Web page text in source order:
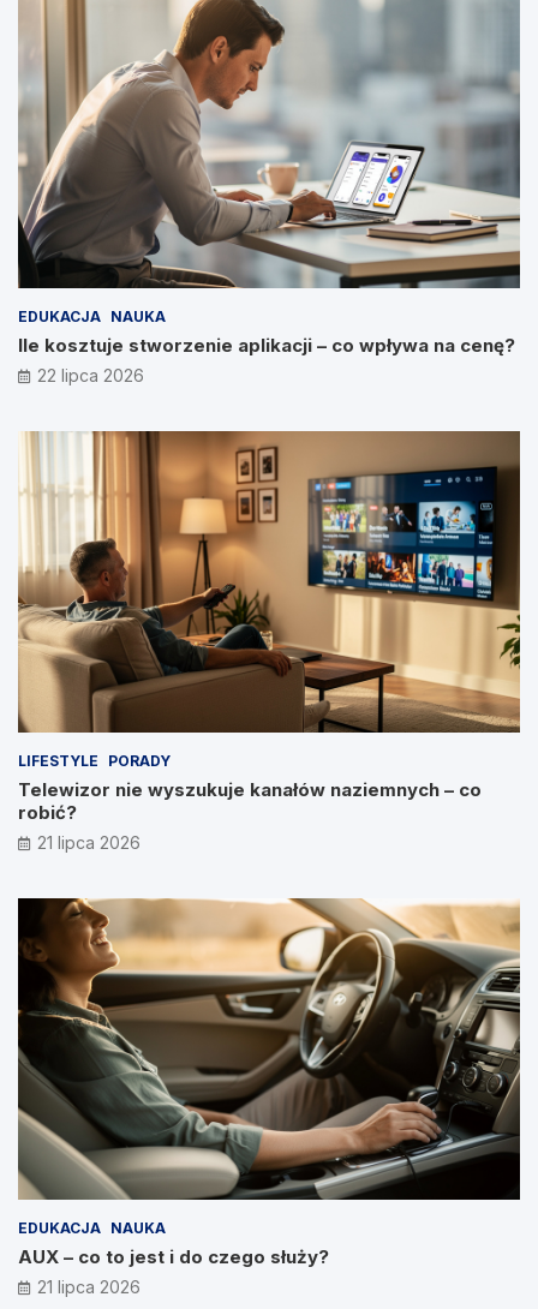
EDUKACJA NAUKA
Ile kosztuje stworzenie aplikacji – co wpływa na cenę?
22 lipca 2026
LIFESTYLE PORADY
Telewizor nie wyszukuje kanałów naziemnych – co
robić?
21 lipca 2026
EDUKACJA NAUKA
AUX – co to jest i do czego służy?
21 lipca 2026